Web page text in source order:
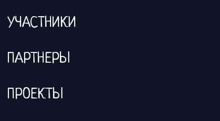
УЧАСТНИКИ
ПАРТНЕРЫ
ПРОЕКТЫ